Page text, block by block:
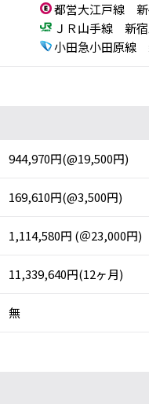
都営大江戸線 新
ＪＲ山手線 新
小田急小田原線
944,970円(@19,500円)
169,610円(@3,500円)
1,114,580円 (＠23,000円)
11,339,640円(12ヶ月)
無